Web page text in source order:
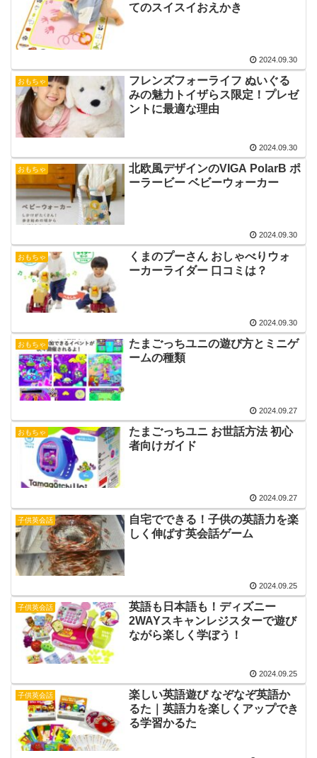
てのスイスイおえかき
2024.09.30
おもちゃ
フレンズフォーライフ ぬいぐる
みの魅力トイザらス限定！プレゼ
ントに最適な理由
2024.09.30
おもちゃ
北欧風デザインのVIGA PolarB ポ
ーラービー ベビーウォーカー
2024.09.30
おもちゃ
くまのプーさん おしゃべりウォ
ーカーライダー 口コミは？
2024.09.30
おもちゃ
たまごっちユニの遊び方とミニゲ
ームの種類
2024.09.27
おもちゃ
たまごっちユニ お世話方法 初心
者向けガイド
2024.09.27
子供英会話
自宅でできる！子供の英語力を楽
しく伸ばす英会話ゲーム
2024.09.25
子供英会話
英語も日本語も！ディズニー
2WAYスキャンレジスターで遊び
ながら楽しく学ぼう！
2024.09.25
子供英会話
楽しい英語遊び なぞなぞ英語か
るた｜英語力を楽しくアップでき
る学習かるた